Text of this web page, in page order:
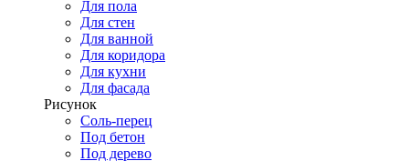
Для пола
Для стен
Для ванной
Для коридора
Для кухни
Для фасада
Рисунок
Соль-перец
Под бетон
Под дерево